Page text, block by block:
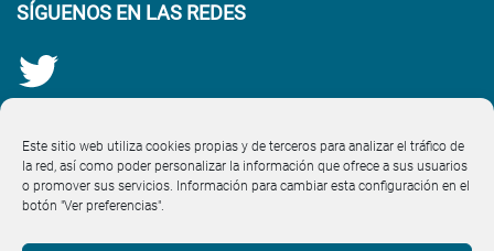
Este sitio web utiliza cookies propias y de terceros para analizar el tráfico de
la red, así como poder personalizar la información que ofrece a sus usuarios
o promover sus servicios. Información para cambiar esta configuración en el
botón "Ver preferencias".
SÍGUENOS EN LAS REDES